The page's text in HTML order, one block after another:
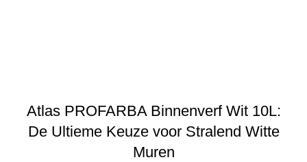
Atlas PROFARBA Binnenverf Wit 10L:
De Ultieme Keuze voor Stralend Witte
Muren